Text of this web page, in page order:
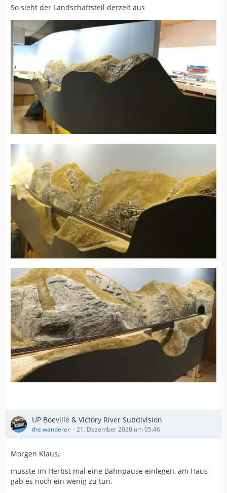
So sieht der Landschaftsteil derzeit aus
UP Boeville & Victory River Subdivision
the wanderer 21. Dezember 2020 um 05:46
Morgen Klaus,
musste im Herbst mal eine Bahnpause einlegen, am Haus
gab es noch ein wenig zu tun.